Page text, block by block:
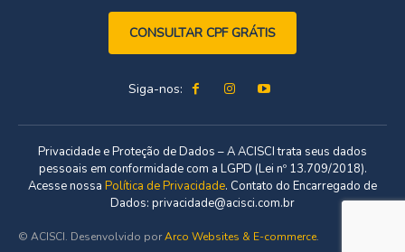
CONSULTAR CPF GRÁTIS
Siga-nos:
Privacidade e Proteção de Dados – A ACISCI trata seus dados
pessoais em conformidade com a LGPD (Lei nº 13.709/2018).
Acesse nossa Política de Privacidade. Contato do Encarregado de
Dados: privacidade@acisci.com.br
© ACISCI. Desenvolvido porArco Websites & E-commerce.